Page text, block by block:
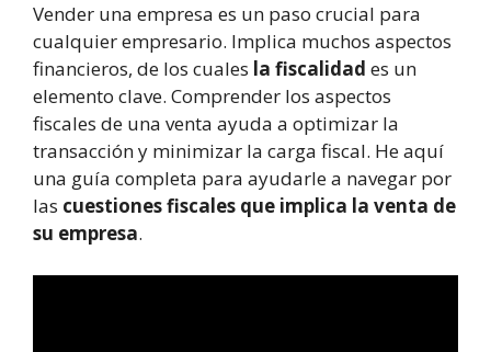
Vender una empresa es un paso crucial para
cualquier empresario. Implica muchos aspectos
financieros, de los cuales la fiscalidad es un
elemento clave. Comprender los aspectos
fiscales de una venta ayuda a optimizar la
transacción y minimizar la carga fiscal. He aquí
una guía completa para ayudarle a navegar por
las cuestiones fiscales que implica la venta de
su empresa.